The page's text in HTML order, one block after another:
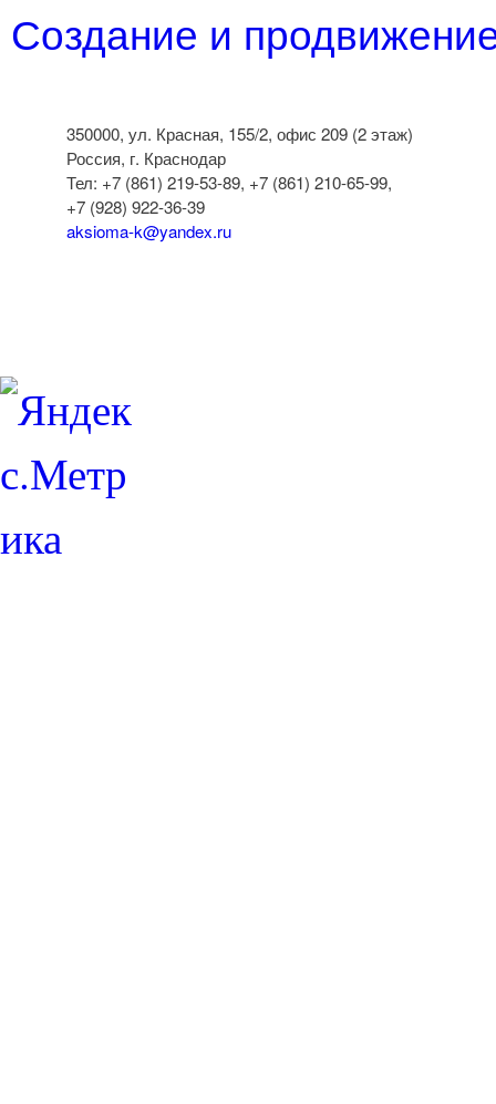
Создание и
350000, ул. Красная, 155/2, офис 209 (2 этаж)
Россия, г. Краснодар
Тел: +7 (861) 219-53-89, +7 (861) 210-65-99,
+7 (928) 922-36-39
aksioma-k@yandex.ru